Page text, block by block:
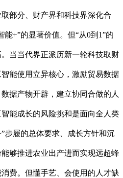
分、财产界和科技界深化合
+”的显著价值。但“从0到1”的
当当代界正派历新一轮科技取财
能使用立异核心，激励贸易数据
据产物开辟，建立协同合做的人
能成长的风险挑和是面向全人类
步履的总体要求、成长方针和沉
够推进农业出产进而实现远超蜂
费。但懂手艺、会使用的人才缺